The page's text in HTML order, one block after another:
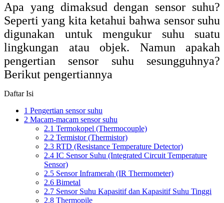
Apa yang dimaksud dengan sensor suhu?
Seperti yang kita ketahui bahwa sensor suhu
digunakan untuk mengukur suhu suatu
lingkungan atau objek. Namun apakah
pengertian sensor suhu sesungguhnya?
Berikut pengertiannya
Daftar Isi
1 Pengertian sensor suhu
2 Macam-macam sensor suhu
2.1 Termokopel (Thermocouple)
2.2 Termistor (Thermistor)
2.3 RTD (Resistance Temperature Detector)
2.4 IC Sensor Suhu (Integrated Circuit Temperature
Sensor)
2.5 Sensor Inframerah (IR Thermometer)
2.6 Bimetal
2.7 Sensor Suhu Kapasitif dan Kapasitif Suhu Tinggi
2.8 Thermopile